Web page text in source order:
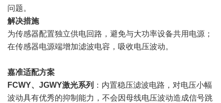
问题。
解决措施
为传感器配置独立供电回路，避免与大功率设备共用电源；
在传感器电源端增加滤波电容，吸收电压波动。
嘉准适配方案
FCWY、JGWY激光系列 ：内置稳压滤波电路，对电压小幅
波动具有优秀的抑制能力，不会因母线电压波动造成信号跳